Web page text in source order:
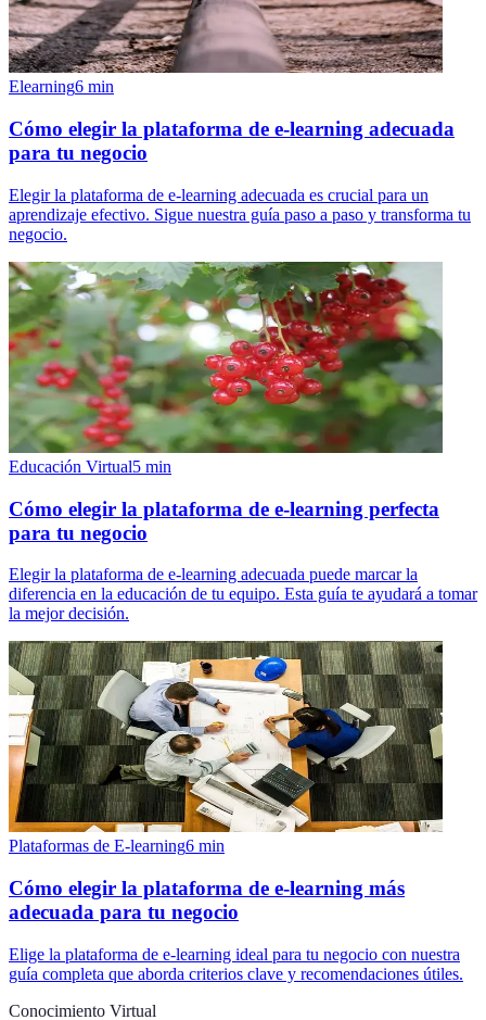
Elearning6 min
Cómo elegir la plataforma de e-learning adecuada
para tu negocio
Elegir la plataforma de e-learning adecuada es crucial para un
aprendizaje efectivo. Sigue nuestra guía paso a paso y transforma tu
negocio.
Educación Virtual5 min
Cómo elegir la plataforma de e-learning perfecta
para tu negocio
Elegir la plataforma de e-learning adecuada puede marcar la
diferencia en la educación de tu equipo. Esta guía te ayudará a tomar
la mejor decisión.
Plataformas de E-learning6 min
Cómo elegir la plataforma de e-learning más
adecuada para tu negocio
Elige la plataforma de e-learning ideal para tu negocio con nuestra
guía completa que aborda criterios clave y recomendaciones útiles.
Conocimiento Virtual